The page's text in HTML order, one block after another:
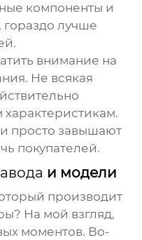
компоненты и
лучше
внимание на
Не всякая
характеристикам.
просто завышают
покупателей.
и модели
производит
? На мой взгляд,
моментов. Во-